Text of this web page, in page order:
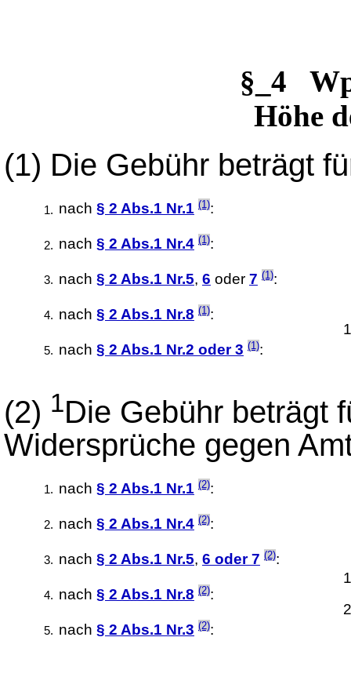
§_4
Höhe
(1) Die Gebühr beträgt
nach § 2 Abs.1 Nr.1 (1):
nach § 2 Abs.1 Nr.4 (1):
nach § 2 Abs.1 Nr.5, 6 oder 7 (1):
nach § 2 Abs.1 Nr.8 (1):
nach § 2 Abs.1 Nr.2 oder 3 (1):
(2) 1Die Gebühr beträgt
Widersprüche gegen
nach § 2 Abs.1 Nr.1 (2):
nach § 2 Abs.1 Nr.4 (2):
nach § 2 Abs.1 Nr.5, 6 oder 7 (2):
nach § 2 Abs.1 Nr.8 (2):
nach § 2 Abs.1 Nr.3 (2):